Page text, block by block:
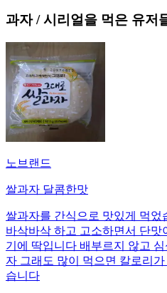
과자 / 시리얼을 먹은 유저
노브랜드
쌀과자 달콤한맛
쌀과자를 간식으로 맛있게 먹었
바삭바삭 하고 고소하면서 단맛
기에 딱입니다 배부르지 않고
자 그래도 많이 먹으면 칼로리
습니다